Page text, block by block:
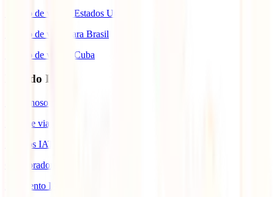
Seguro de viaje a Estados Unidos
Seguro de viaje para Brasil
Seguro de viaje a Cuba
Mundo IATI
Sobre nosotros
Blog de viajes
Premios IATI
Colaboradores IATI
Descuento IATI